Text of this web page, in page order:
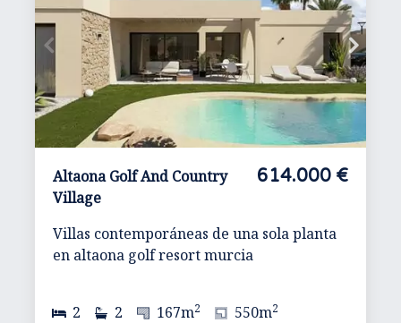
Altaona Golf And Country
Village
614.000 €
Villas contemporáneas de una sola planta
en altaona golf resort murcia
2 2 167m2 550m2